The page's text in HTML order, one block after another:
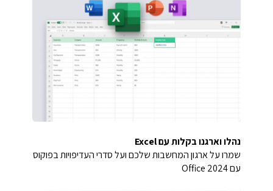
נהלו וארגנו בקלות עם Excel
שמרו על ארגון המחשבות שלכם ועל סדרי העדיפויות בפוקוס
עם Office 2024